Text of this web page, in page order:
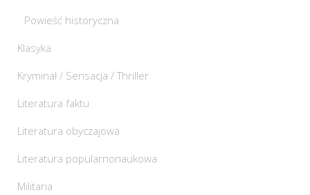
Powieść historyczna
Klasyka
Kryminał / Sensacja / Thriller
Literatura faktu
Literatura obyczajowa
Literatura popularnonaukowa
Militaria